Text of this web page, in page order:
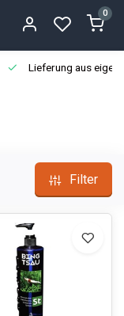
0
Lieferung aus
Filter